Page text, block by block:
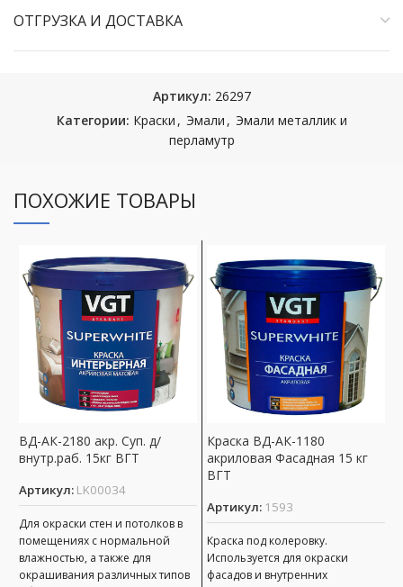
ОТГРУЗКА И ДОСТАВКА
Артикул: 26297
Категории: Краски , Эмали , Эмали металлик и
перламутр
ПОХОЖИЕ ТОВАРЫ
ВД-АК-2180 акр. Суп. д/
внутр.раб. 15кг ВГТ
Артикул: LK00034
Для окраски стен и потолков в
помещениях с нормальной
влажностью, а также для
окрашивания различных типов
Краска ВД-АК-1180
акриловая Фасадная 15 кг
ВГТ
Артикул: 1593
Краска под колеровку.
Используется для окраски
фасадов и внутренних